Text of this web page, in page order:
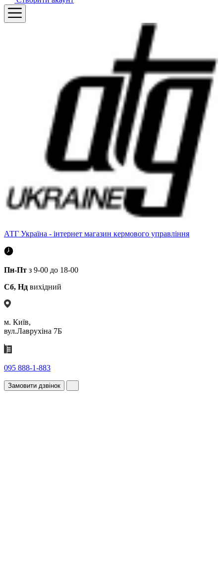
АТГ Україна - інтернет магазин кермового управління
Пн-Пт з 9-00 до 18-00
Сб, Нд вихідний
м. Київ,
вул.Лаврухіна 7Б
095 888-1-883
Замовити дзвінок